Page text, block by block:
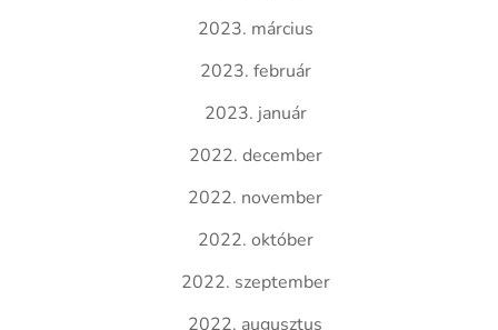
2023. március
2023. február
2023. január
2022. december
2022. november
2022. október
2022. szeptember
2022. augusztus